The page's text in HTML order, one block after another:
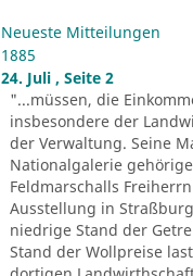
Neueste Mitteilungen
1885
24. Juli , Seite 2
"...müssen, die
insbesondere der
der Verwaltung. Seine
Nationalgalerie
Feldmarschalls
Ausstellung in
niedrige Stand der
Stand der Wollpreise